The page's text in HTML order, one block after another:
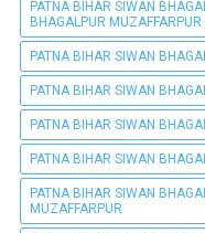
PATNA BIHAR SIWAN
BHAGALPUR MUZAFFARPUR
PATNA BIHAR SIWAN
PATNA BIHAR SIWAN
PATNA BIHAR SIWAN
PATNA BIHAR SIWAN
PATNA BIHAR SIWAN
MUZAFFARPUR